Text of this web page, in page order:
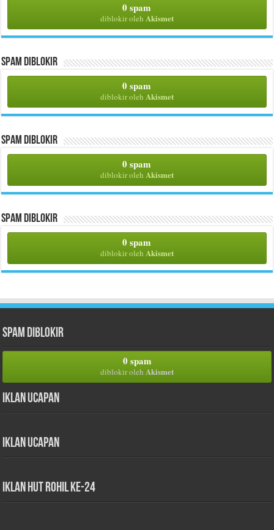
0 spam
diblokir oleh Akismet
Spam Diblokir
0 spam
diblokir oleh Akismet
Spam Diblokir
0 spam
diblokir oleh Akismet
Spam Diblokir
0 spam
diblokir oleh Akismet
Spam Diblokir
0 spam
diblokir oleh Akismet
Iklan Ucapan
Iklan Ucapan
iklan HUT Rohil Ke-24